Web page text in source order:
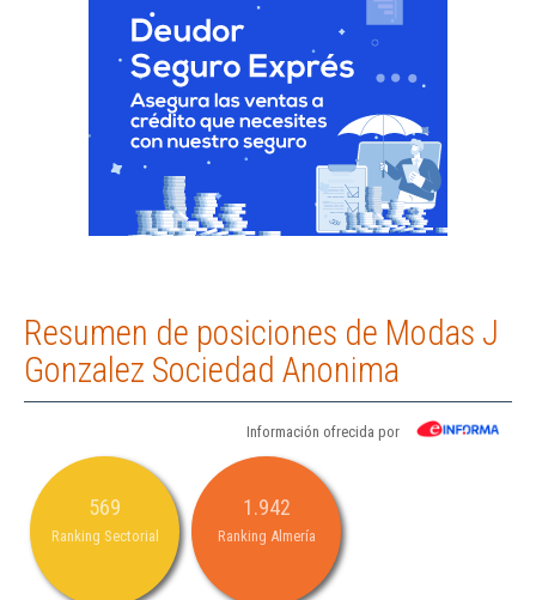
Resumen de posiciones de Modas J
Gonzalez Sociedad Anonima
Información ofrecida por
569
Ranking Sectorial
1.942
Ranking Almería